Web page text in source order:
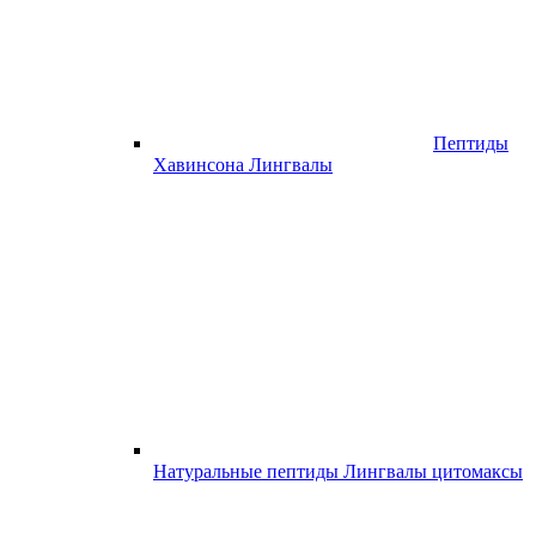
Пептиды
Хавинсона Лингвалы
Натуральные пептиды Лингвалы цитомаксы